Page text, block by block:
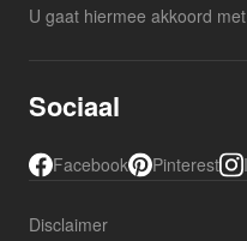
U gaat hiermee akkoord
Sociaal
Facebook Pinterest
Disclaimer